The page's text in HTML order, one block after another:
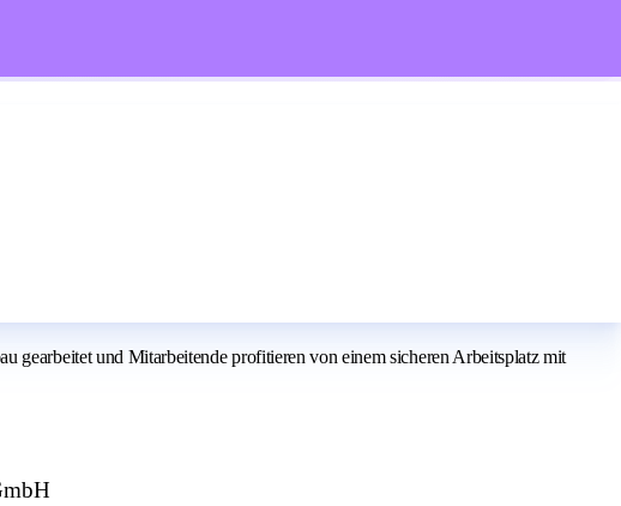
gearbeitet und Mitarbeitende profitieren von einem sicheren Arbeitsplatz mit